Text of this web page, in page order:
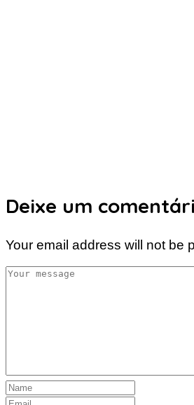
Deixe um
Your email address will not be